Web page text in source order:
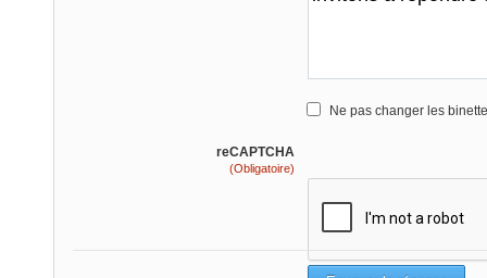
Ne pas changer les
reCAPTCHA
(Obligatoire)